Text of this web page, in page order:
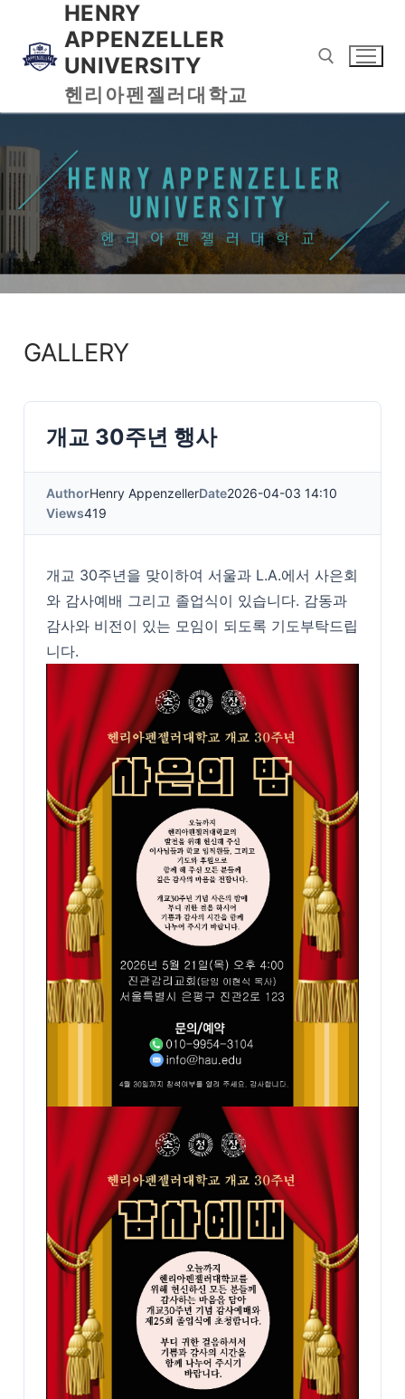
HENRY
APPENZELLER
UNIVERSITY
헨리아펜젤러대학교
GALLERY
개교 30주년 행사
AuthorHenry AppenzellerDate2026-04-03 14:10
Views419
개교 30주년을 맞이하여 서울과 L.A.에서 사은회
와 감사예배 그리고 졸업식이 있습니다. 감동과
감사와 비전이 있는 모임이 되도록 기도부탁드립
니다.